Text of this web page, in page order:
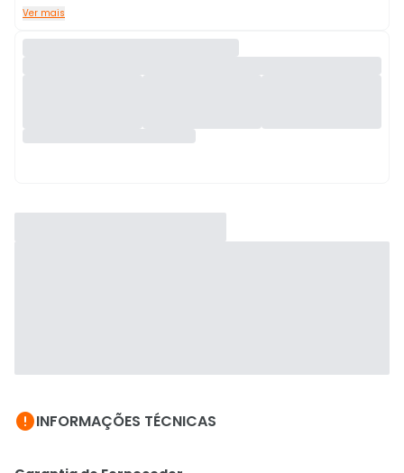
Ver mais
INFORMAÇÕES TÉCNICAS